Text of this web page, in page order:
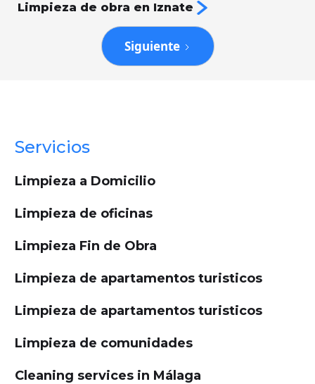
Limpieza de obra en Iznate
Siguiente
Servicios
Limpieza a Domicilio
Limpieza de oficinas
Limpieza Fin de Obra
Limpieza de apartamentos turisticos
Limpieza de apartamentos turisticos
Limpieza de comunidades
Cleaning services in Málaga